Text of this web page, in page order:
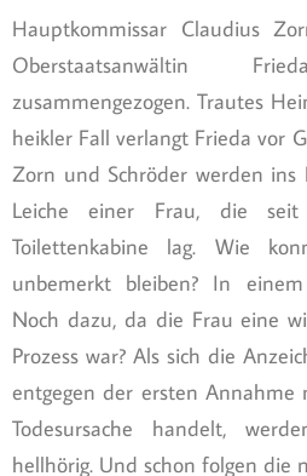
Hauptkommissar Claudius
Oberstaatsanwältin
zusammengezogen. Trautes
heikler Fall verlangt Frieda vor
Zorn und Schröder werden ins
Leiche einer Frau, die
Toilettenkabine lag. Wie
unbemerkt bleiben? In
Noch dazu, da die Frau eine
Prozess war? Als sich die
entgegen der ersten
Todesursache handelt,
hellhörig. Und schon folgen die